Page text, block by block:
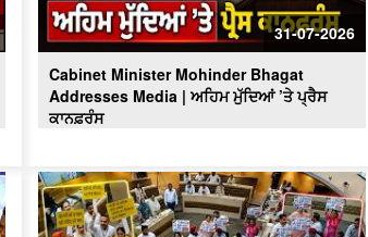
31-07-2026
Cabinet Minister Mohinder Bhagat
Addresses Media | ਅਹਿਮ ਮੁੱਦਿਆਂ ’ਤੇ ਪ੍ਰੈਸ
ਕਾਨਫ਼ਰੰਸ